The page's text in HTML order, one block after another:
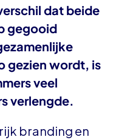
dat beide
gegooid
gezien wordt, is
veel
verlengde.
branding en